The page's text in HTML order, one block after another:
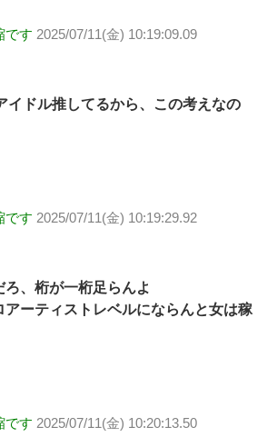
です 2025/07/11(金) 10:19:09.09
イドル推してるから、この考えなの
です 2025/07/11(金) 10:19:29.92
、桁が一桁足らんよ
アーティストレベルにならんと女は稼
です 2025/07/11(金) 10:20:13.50